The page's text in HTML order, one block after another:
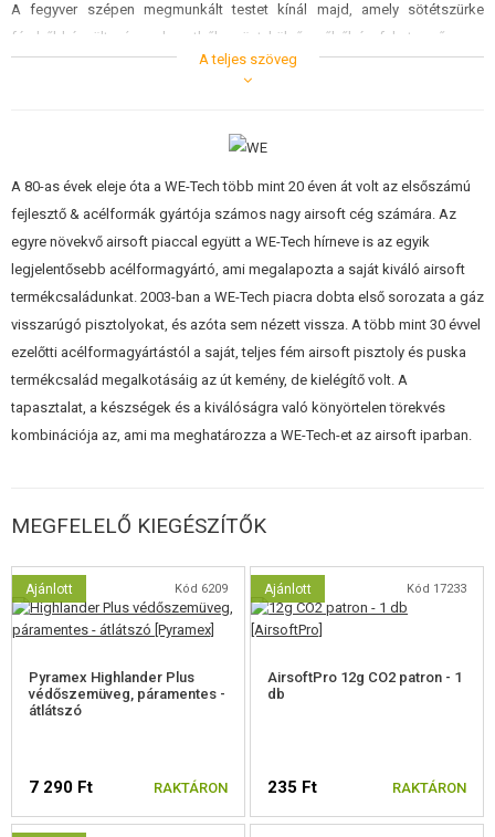
ELÉRHETŐSÉG
A fegyver szépen megmunkált testet kínál majd, amely sötétszürke
fémből készült zárszerkezetből, ezüst külső csőből és fekete műanyag
fegyverkeretből áll, az íj előtt RIS sínnel, amelyre például zseblámpát
mozgását tüzeléskor. Az úgynevezett Blow back rendszer. Egy
szabványos CO2 patron kerül a 26 lövedék kapacitású tárba, és a fegyver
egyszerre 60-70 lövést képes leadni. Ezek a fegyverek valósághűen törnek
össze és karbantartást igényelnek, mint a valódi fegyverek. Ezek a
legrealisztikusabb airsoft replikák a piacon, mert megjelenés, súly,
funkció és felépítés tekintetében közel állnak a valódi társaikhoz.
A teljes szöveg
A 80-as évek eleje óta a WE-Tech több mint 20 éven át volt az elsőszámú
fejlesztő & acélformák gyártója számos nagy airsoft cég számára. Az
egyre növekvő airsoft piaccal együtt a WE-Tech hírneve is az egyik
legjelentősebb acélformagyártó, ami megalapozta a saját kiváló airsoft
termékcsaládunkat. 2003-ban a WE-Tech piacra dobta első sorozata a gáz
visszarúgó pisztolyokat, és azóta sem nézett vissza. A több mint 30 évvel
ezelőtti acélformagyártástól a saját, teljes fém airsoft pisztoly és puska
termékcsalád megalkotásáig az út kemény, de kielégítő volt. A
tapasztalat, a készségek és a kiválóságra való könyörtelen törekvés
kombinációja az, ami ma meghatározza a WE-Tech-et az airsoft iparban.
MEGFELELŐ KIEGÉSZÍTŐK
Ajánlott Kód 6209
Pyramex Highlander Plus
védőszemüveg, páramentes -
átlátszó
7 290 Ft RAKTÁRON
Ajánlott Kód 17233
AirsoftPro 12g CO2 patron - 1
db
235 Ft RAKTÁRON